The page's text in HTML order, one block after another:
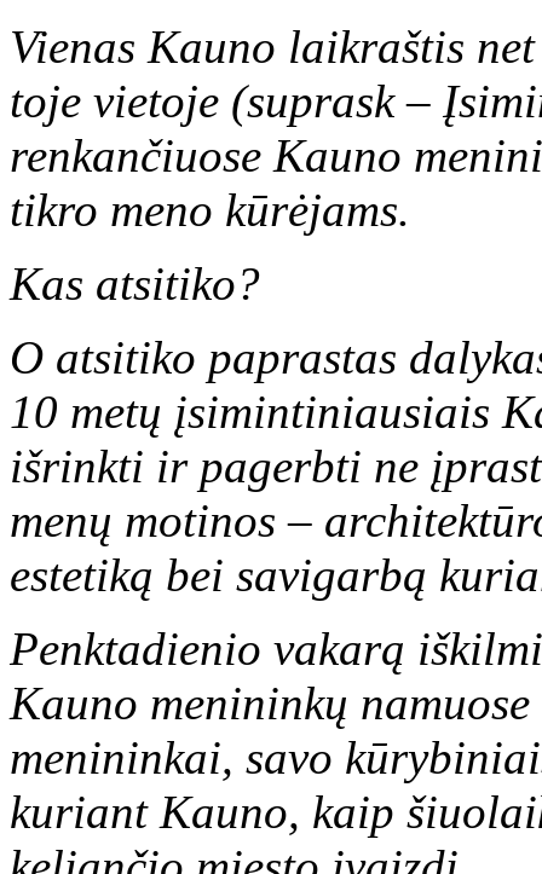
Vienas Kauno laikraštis
toje vietoje (suprask –
renkančiuose Kauno
tikro meno kūrėjams.
Kas atsitiko?
O atsitiko paprastas
10 metų įsimintiniausiais
išrinkti ir pagerbti ne
menų motinos –
estetiką bei savigarbą
Penktadienio vakarą
Kauno menininkų
menininkai, savo
kuriant Kauno, kaip